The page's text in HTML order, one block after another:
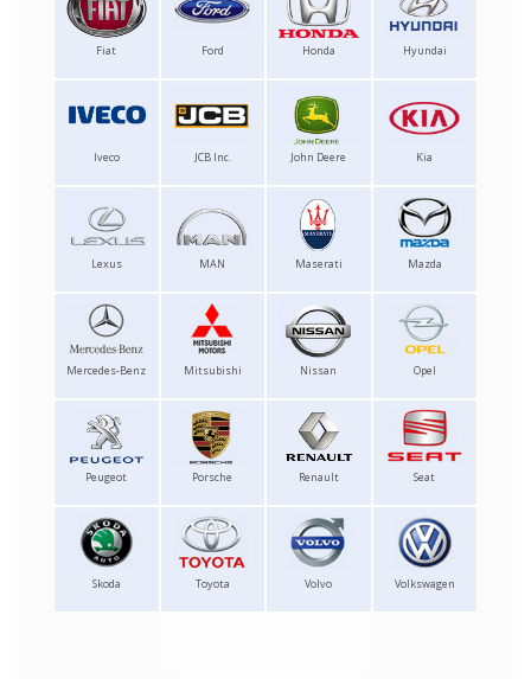
Fiat Ford Honda Hyundai
Iveco JCB Inc. John Deere Kia
Lexus MAN Maserati Mazda
Mercedes-Benz Mitsubishi Nissan Opel
Peugeot Porsche Renault Seat
Skoda Toyota Volvo Volkswagen